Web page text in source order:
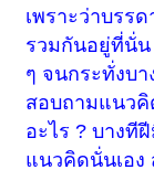
เพราะว่าบรร
รวมกันอยู่ที่นั่น
ๆ จนกระทั่งบ
สอบถามแนวคิ
อะไร ? บางที
แนวคิดนั่นเอง